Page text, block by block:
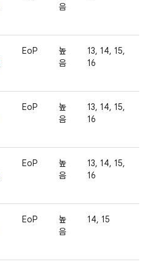
음
EoP
높
음
13, 14, 15,
16
EoP
높
음
13, 14, 15,
16
EoP
높
음
13, 14, 15,
16
EoP
높
음
14, 15